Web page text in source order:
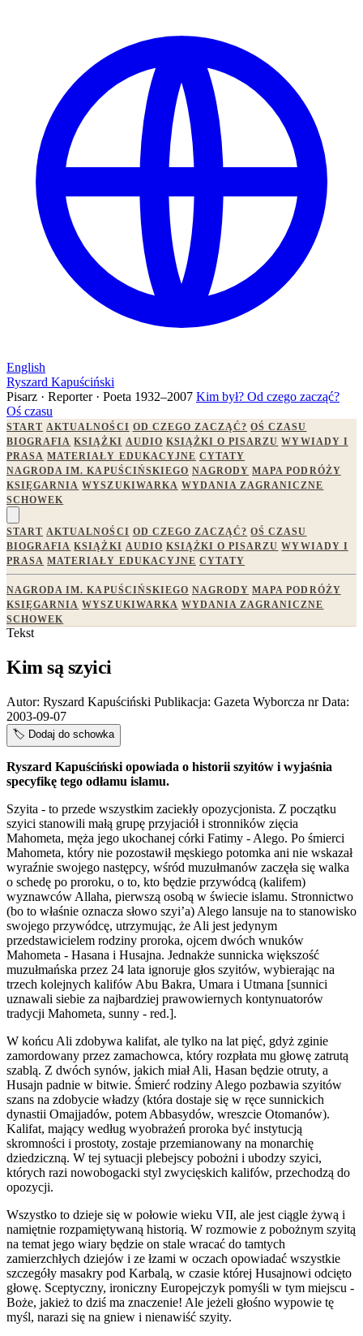
English
Ryszard Kapuściński
Pisarz · Reporter · Poeta 1932–2007 Kim był? Od czego zacząć?
Oś czasu
START AKTUALNOŚCI OD CZEGO ZACZĄĆ? OŚ CZASU
BIOGRAFIA KSIĄŻKI AUDIO KSIĄŻKI O PISARZU WYWIADY I
PRASA MATERIAŁY EDUKACYJNE CYTATY
NAGRODA IM. KAPUŚCIŃSKIEGO NAGRODY MAPA PODRÓŻY
KSIĘGARNIA WYSZUKIWARKA WYDANIA ZAGRANICZNE
SCHOWEK
START AKTUALNOŚCI OD CZEGO ZACZĄĆ? OŚ CZASU
BIOGRAFIA KSIĄŻKI AUDIO KSIĄŻKI O PISARZU WYWIADY I
PRASA MATERIAŁY EDUKACYJNE CYTATY
NAGRODA IM. KAPUŚCIŃSKIEGO NAGRODY MAPA PODRÓŻY
KSIĘGARNIA WYSZUKIWARKA WYDANIA ZAGRANICZNE
SCHOWEK
Tekst
Kim są szyici
Autor: Ryszard Kapuściński Publikacja: Gazeta Wyborcza nrData:
2003-09-07
🏷️ Dodaj do schowka
Ryszard Kapuściński opowiada o historii szyitów i wyjaśnia
specyfikę tego odłamu islamu.
Szyita - to przede wszystkim zaciekły opozycjonista. Z początku
szyici stanowili małą grupę przyjaciół i stronników zięcia
Mahometa, męża jego ukochanej córki Fatimy - Alego. Po śmierci
Mahometa, który nie pozostawił męskiego potomka ani nie wskazał
wyraźnie swojego następcy, wśród muzułmanów zaczęła się walka
o schedę po proroku, o to, kto będzie przywódcą (kalifem)
wyznawców Allaha, pierwszą osobą w świecie islamu. Stronnictwo
(bo to właśnie oznacza słowo szyi’a) Alego lansuje na to stanowisko
swojego przywódcę, utrzymując, że Ali jest jedynym
przedstawicielem rodziny proroka, ojcem dwóch wnuków
Mahometa - Hasana i Husajna. Jednakże sunnicka większość
muzułmańska przez 24 lata ignoruje głos szyitów, wybierając na
trzech kolejnych kalifów Abu Bakra, Umara i Utmana [sunnici
uznawali siebie za najbardziej prawowiernych kontynuatorów
tradycji Mahometa, sunny - red.].
W końcu Ali zdobywa kalifat, ale tylko na lat pięć, gdyż zginie
zamordowany przez zamachowca, który rozpłata mu głowę zatrutą
szablą. Z dwóch synów, jakich miał Ali, Hasan będzie otruty, a
Husajn padnie w bitwie. Śmierć rodziny Alego pozbawia szyitów
szans na zdobycie władzy (która dostaje się w ręce sunnickich
dynastii Omajjadów, potem Abbasydów, wreszcie Otomanów).
Kalifat, mający według wyobrażeń proroka być instytucją
skromności i prostoty, zostaje przemianowany na monarchię
dziedziczną. W tej sytuacji plebejscy pobożni i ubodzy szyici,
których razi nowobogacki styl zwycięskich kalifów, przechodzą do
opozycji.
Wszystko to dzieje się w połowie wieku VII, ale jest ciągle żywą i
namiętnie rozpamiętywaną historią. W rozmowie z pobożnym szyitą
na temat jego wiary będzie on stale wracać do tamtych
zamierzchłych dziejów i ze łzami w oczach opowiadać wszystkie
szczegóły masakry pod Karbalą, w czasie której Husajnowi odcięto
głowę. Sceptyczny, ironiczny Europejczyk pomyśli w tym miejscu -
Boże, jakież to dziś ma znaczenie! Ale jeżeli głośno wypowie tę
myśl, narazi się na gniew i nienawiść szyity.